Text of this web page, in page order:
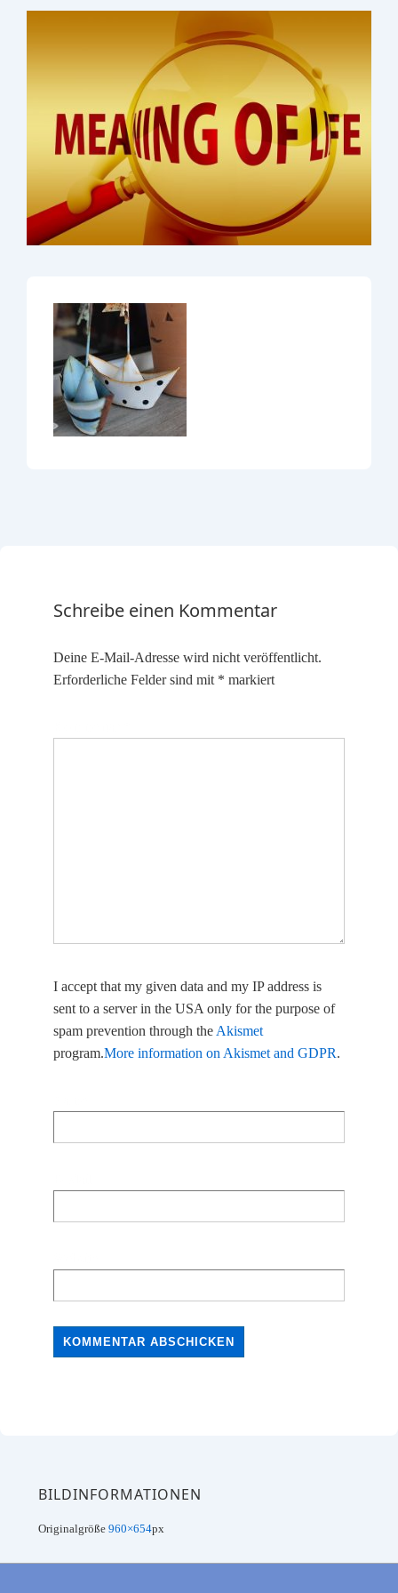
Schreibe einen Kommentar
Deine E-Mail-Adresse wird nicht veröffentlicht.
Erforderliche Felder sind mit * markiert
I accept that my given data and my IP address is
sent to a server in the USA only for the purpose of
spam prevention through the Akismet
program.More information on Akismet and GDPR.
BILDINFORMATIONEN
Originalgröße 960×654px